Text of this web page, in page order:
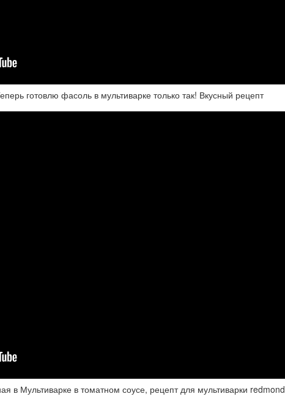
готовлю фасоль в мультиварке только так! Вкусный рецепт
в томатном соусе, рецепт для мультиварки redmond